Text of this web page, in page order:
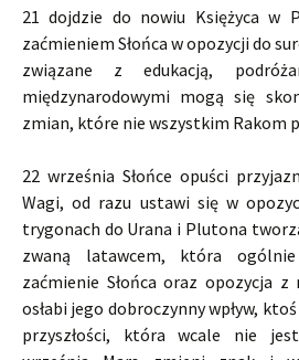
21 dojdzie do nowiu Księżyca w
zaćmieniem Słońca w opozycji do
związane z edukacją,
międzynarodowymi mogą się
zmian, które nie wszystkim Rakom
22 września Słońce opuści
Wagi, od razu ustawi się w
trygonach do Urana i Plutona
zwaną latawcem, która
zaćmienie Słońca oraz opozycja
osłabi jego dobroczynny wpływ,
przyszłości, która wcale nie